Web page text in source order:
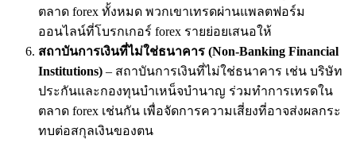
ตลาด forex ทั้งหมด พวกเขาเทรดผ่านแพลตฟอร์ม
ออนไลน์ที่โบรกเกอร์ forex รายย่อยเสนอให้
สถาบันการเงินที่ไม่ใช่ธนาคาร (Non-Banking Financial
Institutions) – สถาบันการเงินที่ไม่ใช่ธนาคาร เช่น บริษัท
ประกันและกองทุนบำเหน็จบำนาญ ร่วมทำการเทรดใน
ตลาด forex เช่นกัน เพื่อจัดการความเสี่ยงที่อาจส่งผลกระ
ทบต่อสกุลเงินของตน